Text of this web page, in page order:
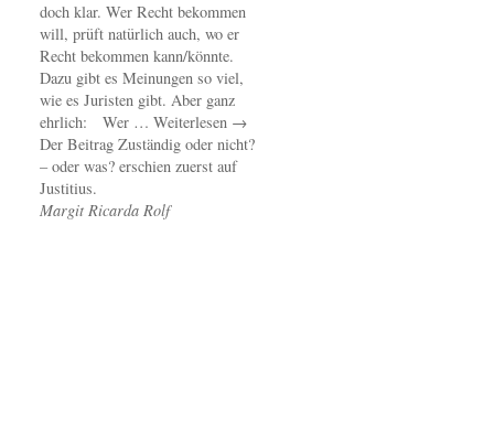
doch klar. Wer Recht bekommen
will, prüft natürlich auch, wo er
Recht bekommen kann/könnte.
Dazu gibt es Meinungen so viel,
wie es Juristen gibt. Aber ganz
ehrlich: Wer … Weiterlesen →
Der Beitrag Zuständig oder nicht?
– oder was? erschien zuerst auf
Justitius.
Margit Ricarda Rolf